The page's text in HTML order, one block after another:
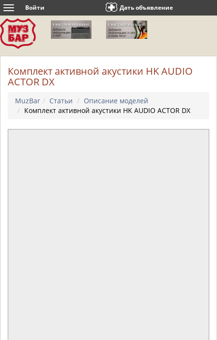
Toggle
navigation
Войти Дать объявление
Комплект активной акустики HK AUDIO
ACTOR DX
MuzBar Статьи
Описание моделей
Комплект активной акустики HK AUDIO ACTOR DX